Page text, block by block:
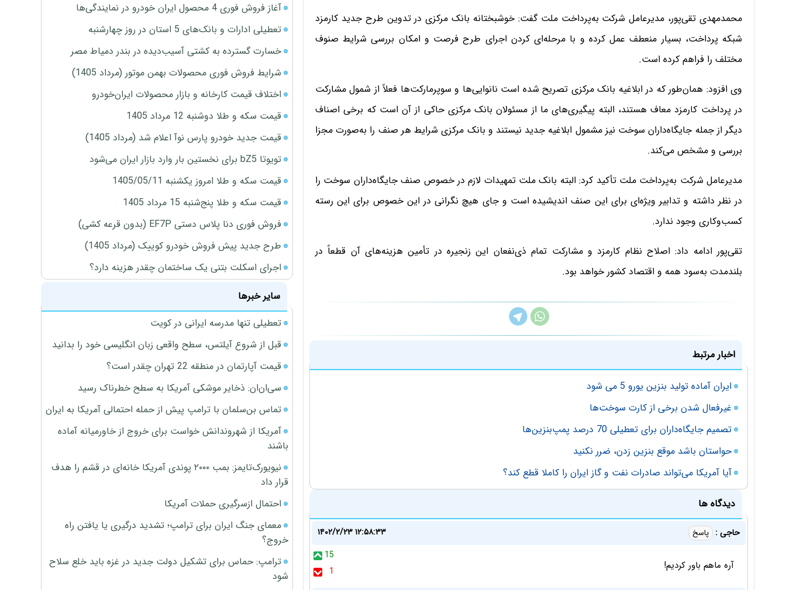
محمدمهدی تقی‌پور، مدیرعامل شرکت به‌پرداخت ملت گفت: خوشبختانه بانک مرکزی در تدوین طرح جدید کارمزد
شبکه پرداخت، بسیار منعطف عمل کرده و با مرحله‌ای کردن اجرای طرح فرصت و امکان بررسی شرایط صنوف
مختلف را فراهم کرده است.
وی افزود: همان‌طور که در ابلاغیه بانک مرکزی تصریح شده است نانوایی‌ها و سوپرمارکت‌ها فعلاً از شمول مشارکت
در پرداخت کارمزد معاف هستند، البته پیگیری‌های ما از مسئولان بانک مرکزی حاکی از آن است که برخی اصناف
دیگر از جمله جایگاه‌داران سوخت نیز مشمول ابلاغیه جدید نیستند و بانک مرکزی شرایط هر صنف را به‌صورت مجزا
بررسی و مشخص می‌کند.
مدیرعامل شرکت به‌پرداخت ملت تأکید کرد: البته بانک ملت تمهیدات لازم در خصوص صنف جایگاه‌داران سوخت را
در نظر داشته و تدابیر ویژه‌ای برای این صنف اندیشیده است و جای هیچ نگرانی در این خصوص برای این رسته
کسب‌وکاری وجود ندارد.
تقی‌پور ادامه داد: اصلاح نظام کارمزد و مشارکت تمام ذی‌نفعان این زنجیره در تأمین هزینه‌های آن قطعاً در
بلند‌مدت به‌سود همه و اقتصاد کشور خواهد بود.
اخبار مرتبط
ایران آماده تولید بنزین یورو 5 می شود
غیرفعال شدن برخی از کارت سوخت‌ها
تصمیم جایگاه‌داران برای تعطیلی 70 درصد پمپ‌بنزین‌ها
حواستان باشد موقع بنزین زدن، ضرر نکنید
آیا آمریکا می‌تواند صادرات نفت و گاز ایران را کاملا قطع کند؟
دیدگاه ها
حاجی : پاسخ
۱۴۰۲/۲/۲۳ ۱۲:۵۸:۳۳
15
1
آره ماهم باور کردیم!
آغاز فروش فوری 4 محصول ایران خودرو در نمایندگی‌ها
تعطیلی ادارات و بانک‌های 5 استان در روز چهارشنبه
خسارت گسترده به کشتی آسیب‌دیده در بندر دمیاط مصر
شرایط فروش فوری محصولات بهمن موتور (مرداد 1405)
اختلاف قیمت کارخانه و بازار محصولات ایران‌خودرو
قیمت سکه و طلا دوشنبه 12 مرداد 1405
قیمت جدید خودرو پارس نوآ اعلام شد (مرداد 1405)
تویوتا bZ5 برای نخستین بار وارد بازار ایران می‌شود
قیمت سکه و طلا امروز یکشنبه 1405/05/11
قیمت سکه و طلا پنج‌شنبه 15 مرداد 1405
فروش فوری دنا پلاس دستی EF7P (بدون قرعه کشی)
طرح جدید پیش فروش خودرو کوییک (مرداد 1405)
اجرای اسکلت بتنی یک ساختمان چقدر هزینه دارد؟
سایر خبرها
تعطیلی تنها مدرسه ایرانی در کویت
قبل از شروع آیلتس، سطح واقعی زبان انگلیسی خود را بدانید
قیمت آپارتمان در منطقه 22 تهران چقدر است؟
سی‌ان‌ان: ذخایر موشکی آمریکا به سطح خطرناک رسید
تماس بن‌سلمان با ترامپ پیش از حمله احتمالی آمریکا به ایران
آمریکا از شهروندانش خواست برای خروج از خاورمیانه آماده
باشند
نیویورک‌تایمز: بمب ۲۰۰۰ پوندی آمریکا خانه‌ای در قشم را هدف
قرار داد
احتمال ازسرگیری حملات آمریکا
معمای جنگ ایران برای ترامپ؛ تشدید درگیری یا یافتن راه
خروج؟
ترامپ: حماس برای تشکیل دولت جدید در غزه باید خلع سلاح
شود